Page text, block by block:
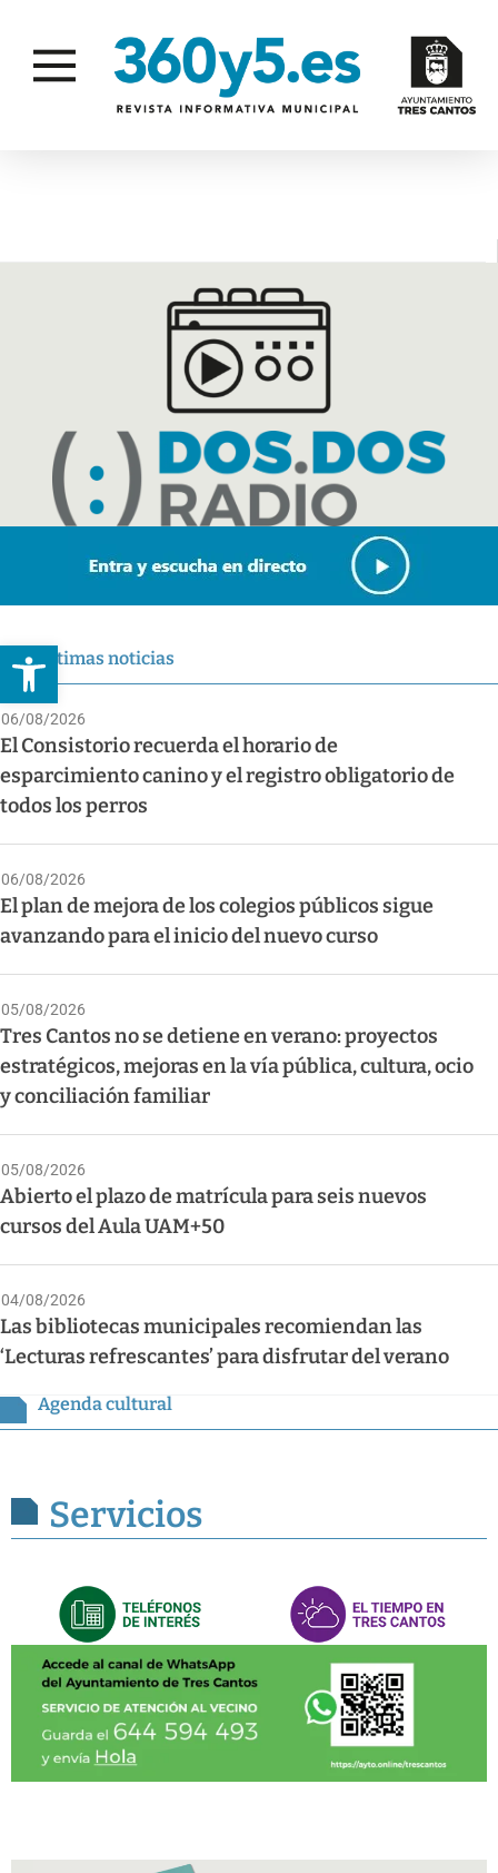
Abrir barra de herramientas
Últimas noticias
06/08/2026
El Consistorio recuerda el horario de
esparcimiento canino y el registro obligatorio de
todos los perros
06/08/2026
El plan de mejora de los colegios públicos sigue
avanzando para el inicio del nuevo curso
05/08/2026
Tres Cantos no se detiene en verano: proyectos
estratégicos, mejoras en la vía pública, cultura, ocio
y conciliación familiar
05/08/2026
Abierto el plazo de matrícula para seis nuevos
cursos del Aula UAM+50
04/08/2026
Las bibliotecas municipales recomiendan las
‘Lecturas refrescantes’ para disfrutar del verano
Agenda cultural
Servicios